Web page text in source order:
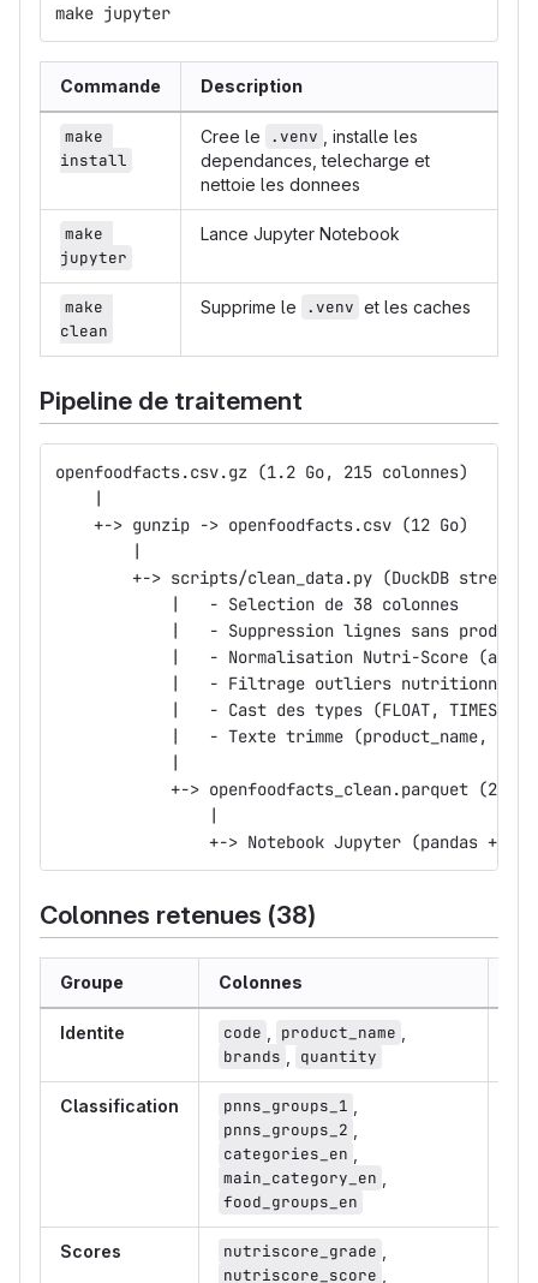
make jupyter
Commande Description
make
install
Cree le .venv
, installe les
dependances, telecharge et
nettoie les donnees
make
jupyter
Lance Jupyter Notebook
make
clean
Supprime le .venv et les caches
Pipeline de traitement
openfoodfacts.csv.gz (1.2 Go, 215 colonnes)
    |
    +-> gunzip -> openfoodfacts.csv (12 Go)
        |
+-> scripts/clean_data.py (DuckDB
            |   - Selection de 38 colonnes
|   - Suppression lignes sans
|   - Normalisation Nutri-Score (a-
            |   - Filtrage outliers nutritionnels
|   - Cast des types (FLOAT,
|   - Texte trimme (product_name,
            |
+-> openfoodfacts_clean.parquet (291
                |
+-> Notebook Jupyter (pandas +
Colonnes retenues (38)
Groupe Colonnes
Identite code product_name
brands
quantity
Classification pnns_groups_1
pnns_groups_2
categories_en
main_category_en
food_groups_en
Scores nutriscore_grade
nutriscore_score